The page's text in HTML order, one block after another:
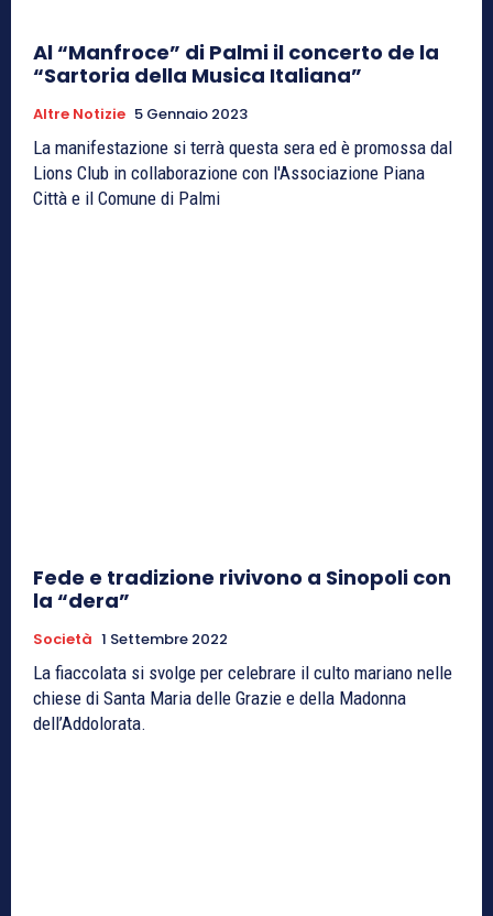
Al “Manfroce” di Palmi il concerto de la
“Sartoria della Musica Italiana”
Altre Notizie 5 Gennaio 2023
La manifestazione si terrà questa sera ed è promossa dal
Lions Club in collaborazione con l'Associazione Piana
Città e il Comune di Palmi
Fede e tradizione rivivono a Sinopoli con
la “dera”
Società 1 Settembre 2022
La fiaccolata si svolge per celebrare il culto mariano nelle
chiese di Santa Maria delle Grazie e della Madonna
dell’Addolorata.